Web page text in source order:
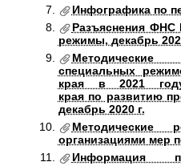
Инфографика по
Разъяснения ФНС
режимы, декабрь
Методические
специальных
края в 2021
края по развитию
декабрь 2020 г.
Методические
организациями мер
Информация